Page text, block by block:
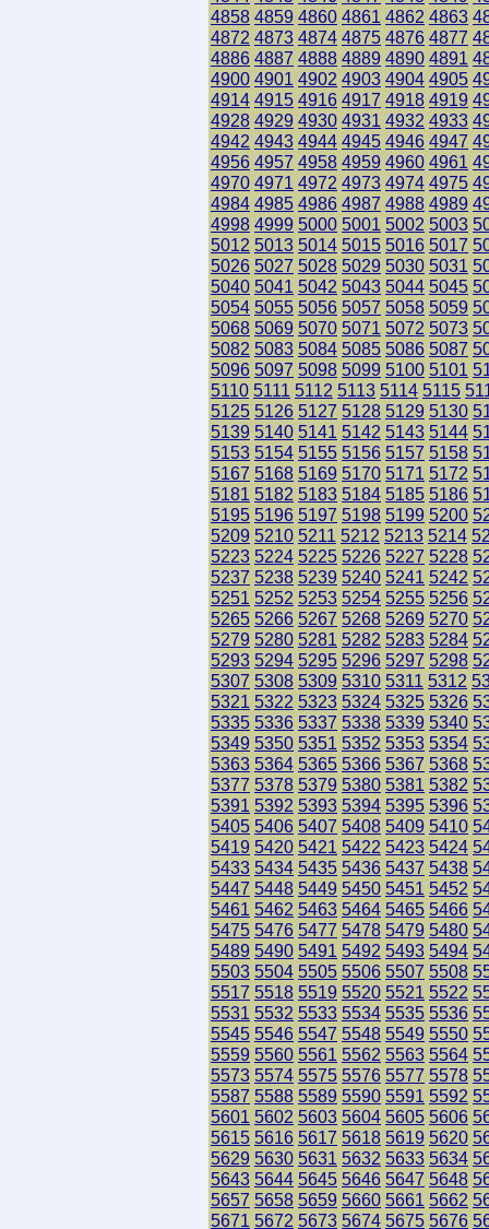
4858 4859 4860 4861 4862 4863
4872 4873 4874 4875 4876 4877
4886 4887 4888 4889 4890 4891
4900 4901 4902 4903 4904 4905
4914 4915 4916 4917 4918 4919
4928 4929 4930 4931 4932 4933
4942 4943 4944 4945 4946 4947
4956 4957 4958 4959 4960 4961
4970 4971 4972 4973 4974 4975
4984 4985 4986 4987 4988 4989
4998 4999 5000 5001 5002 5003
5012 5013 5014 5015 5016 5017
5026 5027 5028 5029 5030 5031
5040 5041 5042 5043 5044 5045
5054 5055 5056 5057 5058 5059
5068 5069 5070 5071 5072 5073
5082 5083 5084 5085 5086 5087
5096 5097 5098 5099 5100 5101
5110 5111 5112 5113 5114 5115
5125 5126 5127 5128 5129 5130
5139 5140 5141 5142 5143 5144
5153 5154 5155 5156 5157 5158
5167 5168 5169 5170 5171 5172
5181 5182 5183 5184 5185 5186
5195 5196 5197 5198 5199 5200
5209 5210 5211 5212 5213 5214
5223 5224 5225 5226 5227 5228
5237 5238 5239 5240 5241 5242
5251 5252 5253 5254 5255 5256
5265 5266 5267 5268 5269 5270
5279 5280 5281 5282 5283 5284
5293 5294 5295 5296 5297 5298
5307 5308 5309 5310 5311 5312
5321 5322 5323 5324 5325 5326
5335 5336 5337 5338 5339 5340
5349 5350 5351 5352 5353 5354
5363 5364 5365 5366 5367 5368
5377 5378 5379 5380 5381 5382
5391 5392 5393 5394 5395 5396
5405 5406 5407 5408 5409 5410
5419 5420 5421 5422 5423 5424
5433 5434 5435 5436 5437 5438
5447 5448 5449 5450 5451 5452
5461 5462 5463 5464 5465 5466
5475 5476 5477 5478 5479 5480
5489 5490 5491 5492 5493 5494
5503 5504 5505 5506 5507 5508
5517 5518 5519 5520 5521 5522
5531 5532 5533 5534 5535 5536
5545 5546 5547 5548 5549 5550
5559 5560 5561 5562 5563 5564
5573 5574 5575 5576 5577 5578
5587 5588 5589 5590 5591 5592
5601 5602 5603 5604 5605 5606
5615 5616 5617 5618 5619 5620
5629 5630 5631 5632 5633 5634
5643 5644 5645 5646 5647 5648
5657 5658 5659 5660 5661 5662
5671 5672 5673 5674 5675 5676